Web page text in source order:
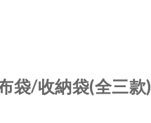
袋/收納袋(全三款)